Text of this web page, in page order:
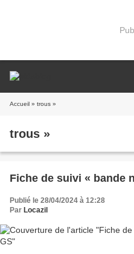
Accueil » trous »
trous »
Fiche de suivi « bande
Publié le 28/04/2024 à 12:28
Par Locazil